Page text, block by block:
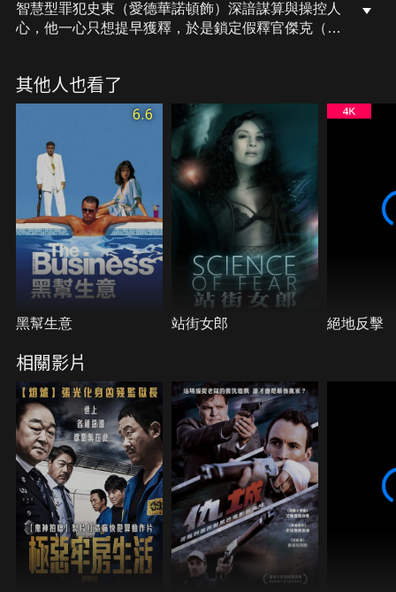
智慧型罪犯史東（愛德華諾頓飾）深諳謀算與操控人
心，他一心只想提早獲釋，於是鎖定假釋官傑克（勞
的妻子露西塔（蜜拉喬娃維琪飾），讓她向傑克佈下
色誘陷阱……
其他人也看了
6.6
黑幫生意 站街女郎 絕地反擊
相關影片